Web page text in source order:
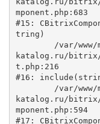
mponent.php:683
#15:
tring)
katalog.ru/bitrix/
t.php:216
#16:
katalog.ru/bitrix/
mponent.php:594
#17: